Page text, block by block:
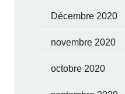
Décembre 2020
novembre 2020
octobre 2020